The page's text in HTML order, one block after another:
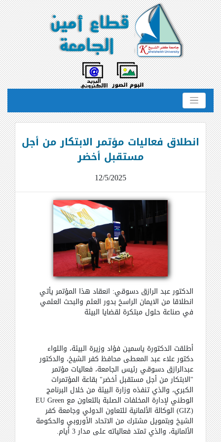
انطلاق فعاليات مؤتمر الابتكار من أجل
مستقبل أخضر
12/5/2025
الدكتور عبد الرازق دسوقي: انعقاد هذا المؤتمر يأتي
انطلاقا من الايمان الراسخ بدور العلم والبحث العلمي
في صناعة حلول مبتكرة لقضايا البيئة
أطلقت الدكتورة ياسمين فؤاد وزيرة البيئة، واللواء
دكتور علاء عبد المعطى محافظ كفر الشيخ، والدكتور
عبدالرازق دسوقي رئيس الجامعة، فعاليات مؤتمر
"الابتكار من أجل مستقبل أخضر" بقاعة المؤتمرات
الكبري، والذي تنفذه وزارة البيئة من خلال البرنامج
الوطني لإدارة المخلفات الصلبة بالتعاون مع
الوكالة الألمانية للتعاون الدولي (GIZ) وجامعة كفر
الشيخ وبتمويل مشترك من الاتحاد الأوروبي والحكومة
الألمانية، والذي تمتد فعالياته على مدار 3 أيام
.